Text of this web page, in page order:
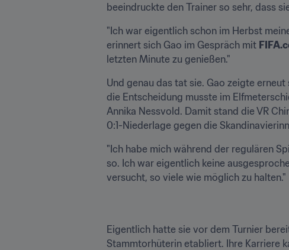
beeindruckte den Trainer so sehr, dass
"Ich war eigentlich schon im Herbst
erinnert sich Gao im Gespräch mit
letzten Minute zu genießen."
Und genau das tat sie. Gao zeigte
die Entscheidung musste im
Annika Nessvold. Damit stand die VR
0:1-Niederlage gegen die
"Ich habe mich während der regulären
so. Ich war eigentlich keine
versucht, so viele wie möglich zu halten."
Eigentlich hatte sie vor dem Turnier
Stammtorhüterin etabliert. Ihre Karriere